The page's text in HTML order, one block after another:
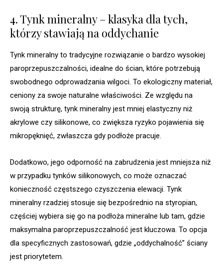
4. Tynk mineralny – klasyka dla tych,
którzy stawiają na oddychanie
Tynk mineralny to tradycyjne rozwiązanie o bardzo wysokiej
paroprzepuszczalności, idealne do ścian, które potrzebują
swobodnego odprowadzania wilgoci. To ekologiczny materiał,
ceniony za swoje naturalne właściwości. Ze względu na
swoją strukturę, tynk mineralny jest mniej elastyczny niż
akrylowe czy silikonowe, co zwiększa ryzyko pojawienia się
mikropęknięć, zwłaszcza gdy podłoże pracuje.
Dodatkowo, jego odporność na zabrudzenia jest mniejsza niż
w przypadku tynków silikonowych, co może oznaczać
konieczność częstszego czyszczenia elewacji. Tynk
mineralny rzadziej stosuje się bezpośrednio na styropian,
częściej wybiera się go na podłoża mineralne lub tam, gdzie
maksymalna paroprzepuszczalność jest kluczowa. To opcja
dla specyficznych zastosowań, gdzie „oddychalność” ściany
jest priorytetem.